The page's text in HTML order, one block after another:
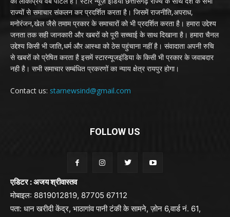
राज्यों से समाचार संकलन कर प्रदर्शित करता है। जिसमें राजनीति,अपराध,
मनोरंजन,खेल जैसे तमाम प्रकार के समाचारों को भी प्रदर्शित करता है। हमारा उद्देश्य
जनता तक सही जानकारी और खबरों को पूरी सच्चाई के साथ दिखाना है। हमारा चैनल
उद्देश्य किसी भी जाति,धर्म और आस्था को ठेस पहुंचाना नहीं है। संवादाता अपनी रुचि
से खबरों को प्रेषित करता है इसमें स्टारन्यूजइंडिया के किसी भी प्रकार के जवाबदार
नही है। सभी समाचार सम्बंधित प्रकरणों का न्याय क्षेत्र रायपुर होगा।
Contact us: starnewsind@gmail.com
FOLLOW US
एडिटर : अजय श्रीवास्तव
मोबाइल: 8819012819, 87705 67112
पता: धान खरीदी केंद्र, भाठागांव पानी टंकी के सामने, ज़ोन 6,वार्ड नं. 61,